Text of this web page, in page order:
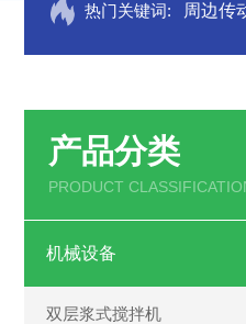
热门关键词: 周边传
产品分类
PRODUCT
机械设备
双层浆式搅拌机